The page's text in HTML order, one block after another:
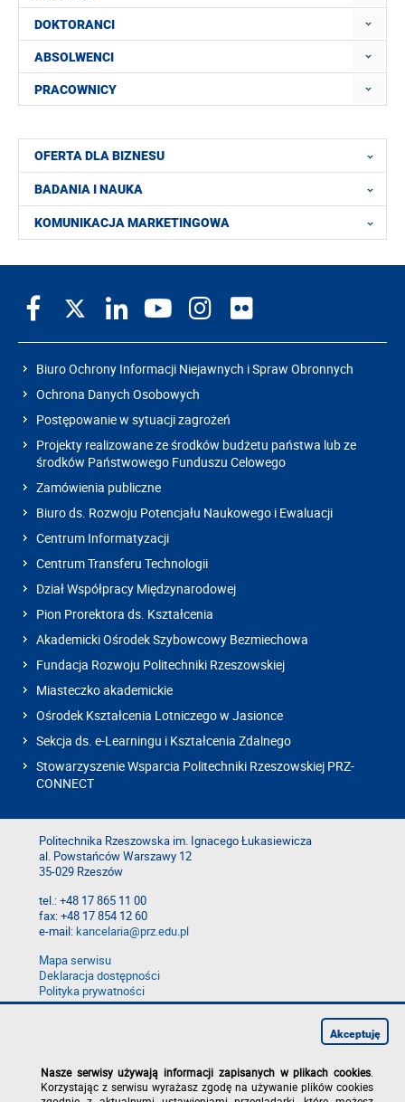
DOKTORANCI
ABSOLWENCI
PRACOWNICY
OFERTA DLA BIZNESU
BADANIA I NAUKA
KOMUNIKACJA MARKETINGOWA
Biuro Ochrony Informacji Niejawnych i Spraw Obronnych
Ochrona Danych Osobowych
Postępowanie w sytuacji zagrożeń
Projekty realizowane ze środków budżetu państwa lub ze
środków Państwowego Funduszu Celowego
Zamówienia publiczne
Biuro ds. Rozwoju Potencjału Naukowego i Ewaluacji
Centrum Informatyzacji
Centrum Transferu Technologii
Dział Współpracy Międzynarodowej
Pion Prorektora ds. Kształcenia
Akademicki Ośrodek Szybowcowy Bezmiechowa
Fundacja Rozwoju Politechniki Rzeszowskiej
Miasteczko akademickie
Ośrodek Kształcenia Lotniczego w Jasionce
Sekcja ds. e-Learningu i Kształcenia Zdalnego
Stowarzyszenie Wsparcia Politechniki Rzeszowskiej PRZ-
CONNECT
Politechnika Rzeszowska im. Ignacego Łukasiewicza
al. Powstańców Warszawy 12
35-029 Rzeszów
tel.: +48 17 865 11 00
fax: +48 17 854 12 60
e-mail:kancelaria@prz.edu.pl
Mapa serwisu
Deklaracja dostępności
Polityka prywatności
Zgłoś błąd na stronie
Nasze serwisy używają informacji zapisanych w plikach cookies
Korzystając z serwisu wyrażasz zgodę na używanie plików cookies
Akceptuję